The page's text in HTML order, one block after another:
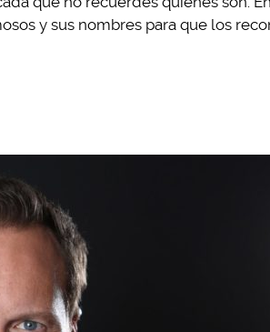
y sus nombres para que los